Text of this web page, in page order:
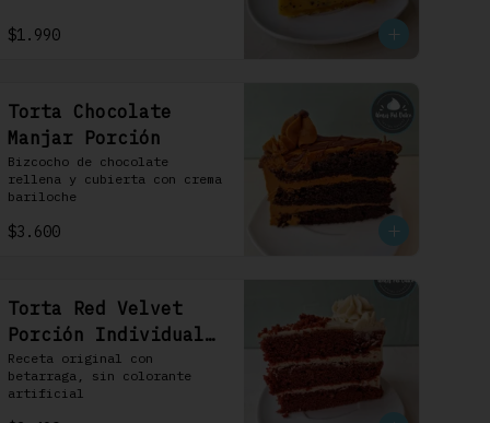
$1.990
Torta Chocolate
Manjar Porción
Bizcocho de chocolate
rellena y cubierta con crema
bariloche
$3.600
Torta Red Velvet
Porción Individual
1 Uni
Receta original con
betarraga, sin colorante
artificial